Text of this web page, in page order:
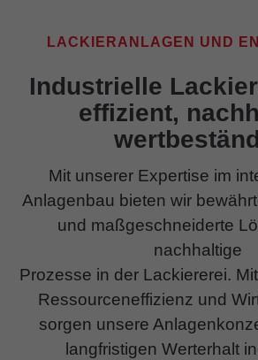
LACKIERANLAGEN UND
Industrielle
effizient,
Mit unserer Expertise im
Anlagenbau bieten wir
und maßgeschneiderte
nachhaltige
Prozesse in der Lackiererei.
Ressourceneffizienz und
sorgen unsere
langfristigen Werterhalt